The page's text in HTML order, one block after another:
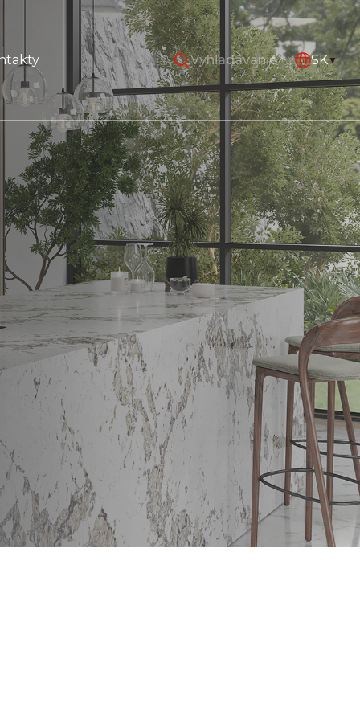
SK
02|05